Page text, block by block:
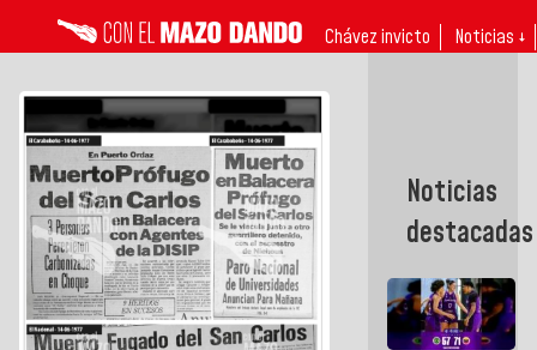
Chávez invicto Noticias ↓
Noticias
destacadas